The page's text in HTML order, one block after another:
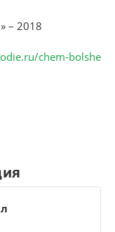
– 2018
chem-bolshe